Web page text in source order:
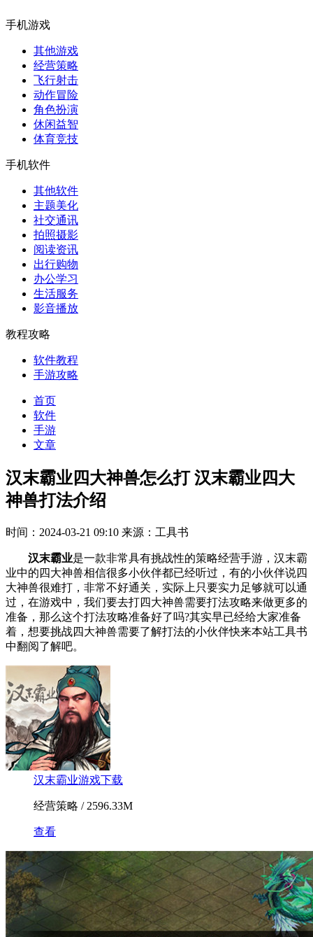
手机游戏
其他游戏
经营策略
飞行射击
动作冒险
角色扮演
休闲益智
体育竞技
手机软件
其他软件
主题美化
社交通讯
拍照摄影
阅读资讯
出行购物
办公学习
生活服务
影音播放
教程攻略
软件教程
手游攻略
首页
软件
手游
文章
汉末霸业四大神兽怎么打 汉末霸业四大
神兽打法介绍
时间：2024-03-21 09:10 来源：工具书
汉末霸业是一款非常具有挑战性的策略经营手游，汉末霸
业中的四大神兽相信很多小伙伴都已经听过，有的小伙伴说四
大神兽很难打，非常不好通关，实际上只要实力足够就可以通
过，在游戏中，我们要去打四大神兽需要打法攻略来做更多的
准备，那么这个打法攻略准备好了吗?其实早已经给大家准备
着，想要挑战四大神兽需要了解打法的小伙伴快来本站工具书
中翻阅了解吧。
汉末霸业游戏下载
经营策略 / 2596.33M
查看